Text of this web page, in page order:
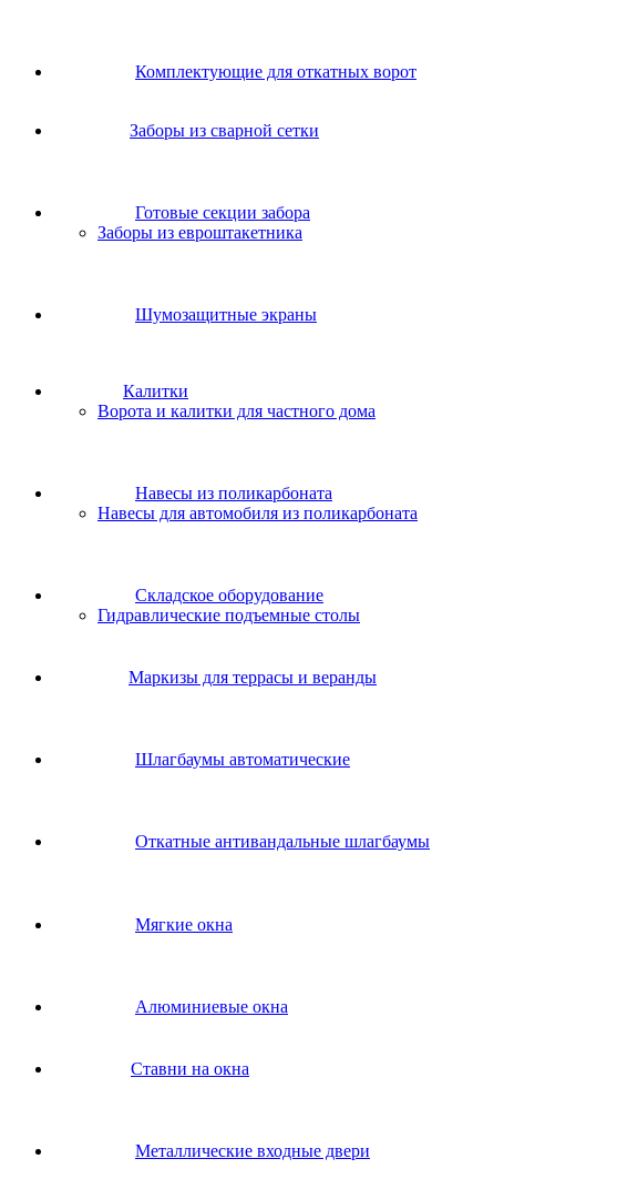
Комплектующие для откатных ворот
Заборы из сварной сетки
Готовые секции забора
Заборы из евроштакетника
Шумозащитные экраны
Калитки
Ворота и калитки для частного дома
Навесы из поликарбоната
Навесы для автомобиля из поликарбоната
Складское оборудование
Гидравлические подъемные столы
Маркизы для террасы и веранды
Шлагбаумы автоматические
Откатные антивандальные шлагбаумы
Мягкие окна
Алюминиевые окна
Ставни на окна
Металлические входные двери